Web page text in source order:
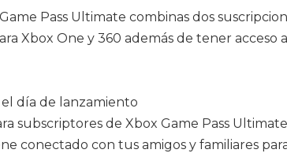
Pass Ultimate combinas dos
Xbox One y 360 además de tener acceso
día de lanzamiento
subscriptores de Xbox Game Pass Ultimate
conectado con tus amigos y familiares